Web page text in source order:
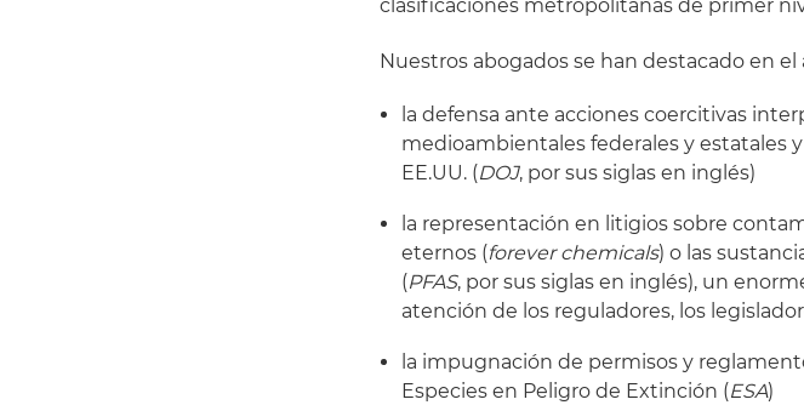
clasificaciones metropolitanas de primer
Nuestros abogados se han destacado en
la defensa ante acciones coercitivas
medioambientales federales y estatales
EE.UU. (DOJ, por sus siglas en inglés)
la representación en litigios sobre
eternos (forever chemicals) o las
(PFAS, por sus siglas en inglés), un
atención de los reguladores, los
la impugnación de permisos y
Especies en Peligro de Extinción (ESA)